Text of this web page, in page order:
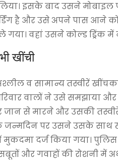
इसके बाद उसने मोबाइल
है और उसे अपने पास आने
गया। वहां उसने कोल्ड ड्रिंक
खींची
व सामान्य तस्वीरें
परिवार वालों ने उसे
से मारने और उसकी
जन्मदिन पर उसने उसके साथ
मुकदमा दर्ज किया गया।
और गवाहों की रोशनी में